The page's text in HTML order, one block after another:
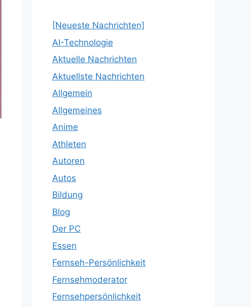
[Neueste Nachrichten]
AI-Technologie
Aktuelle Nachrichten
Aktuellste Nachrichten
Allgemein
Allgemeines
Anime
Athleten
Autoren
Autos
Bildung
Blog
Der PC
Essen
Fernseh-Persönlichkeit
Fernsehmoderator
Fernsehpersönlichkeit